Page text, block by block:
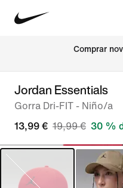
Comprar
Jordan Essentials
Gorra Dri-FIT - Niño/a
13,99 € 19,99 € 30 %